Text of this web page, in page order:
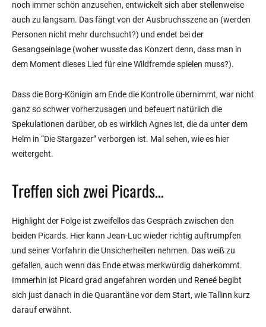
noch immer schön anzusehen, entwickelt sich aber stellenweise
auch zu langsam. Das fängt von der Ausbruchsszene an (werden
Personen nicht mehr durchsucht?) und endet bei der
Gesangseinlage (woher wusste das Konzert denn, dass man in
dem Moment dieses Lied für eine Wildfremde spielen muss?).
Dass die Borg-Königin am Ende die Kontrolle übernimmt, war nicht
ganz so schwer vorherzusagen und befeuert natürlich die
Spekulationen darüber, ob es wirklich Agnes ist, die da unter dem
Helm in “Die Stargazer” verborgen ist. Mal sehen, wie es hier
weitergeht.
Treffen sich zwei Picards…
Highlight der Folge ist zweifellos das Gespräch zwischen den
beiden Picards. Hier kann Jean-Luc wieder richtig auftrumpfen
und seiner Vorfahrin die Unsicherheiten nehmen. Das weiß zu
gefallen, auch wenn das Ende etwas merkwürdig daherkommt.
Immerhin ist Picard grad angefahren worden und Reneé begibt
sich just danach in die Quarantäne vor dem Start, wie Tallinn kurz
darauf erwähnt.